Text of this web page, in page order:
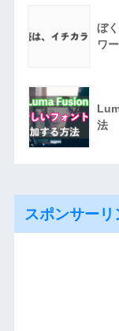
ぼ
ワ
法
スポンサーリ